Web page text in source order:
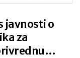
javnosti o
za